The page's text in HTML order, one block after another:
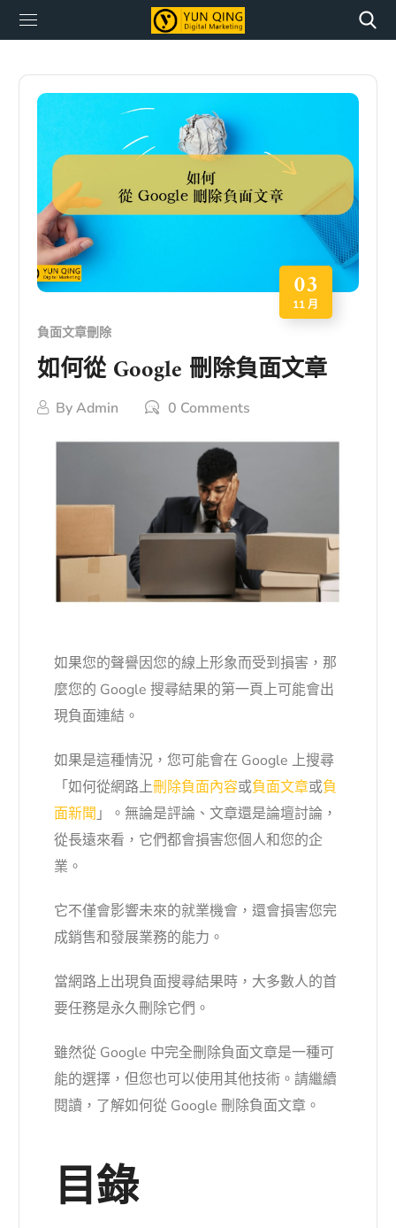
03
11 月
負面文章刪除
如何從 Google 刪除負面文章
ByAdmin 0 Comments
如果您的聲譽因您的線上形象而受到損害，那
麼您的 Google 搜尋結果的第一頁上可能會出
現負面連結。
如果是這種情況，您可能會在 Google 上搜尋
「如何從網路上刪除負面內容或負面文章或負
面新聞 」。無論是評論、文章還是論壇討論，
從長遠來看，它們都會損害您個人和您的企
業。
它不僅會影響未來的就業機會，還會損害您完
成銷售和發展業務的能力。
當網路上出現負面搜尋結果時，大多數人的首
要任務是永久刪除它們。
雖然從 Google 中完全刪除負面文章是一種可
能的選擇，但您也可以使用其他技術。請繼續
閱讀，了解如何從 Google 刪除負面文章。
目錄